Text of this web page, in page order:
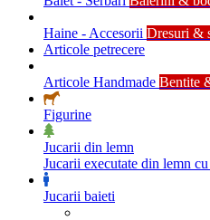
Haine - Accesorii Dresuri &
Articole petrecere
Articole Handmade Bentite
Figurine
Jucarii din lemn
Jucarii executate din lemn
Jucarii baieti